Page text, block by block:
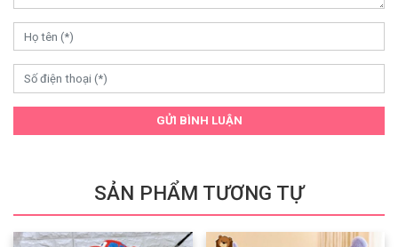
GỬI BÌNH LUẬN
SẢN PHẨM TƯƠNG TỰ